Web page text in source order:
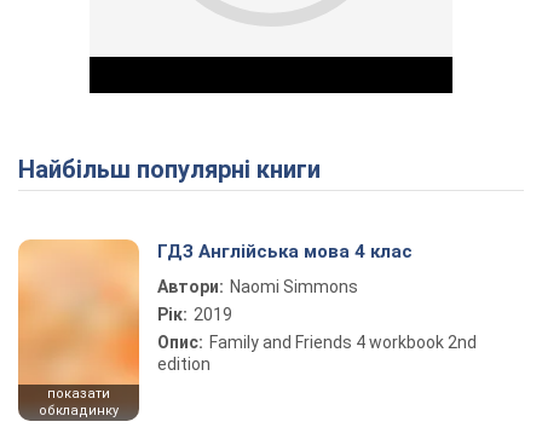
Play Video
Найбільш популярні книги
показати
обкладинку
ГДЗ Англійська мова 4 клас
Автори: Naomi Simmons
Рік: 2019
Опис: Family and Friends 4 workbook 2nd
edition